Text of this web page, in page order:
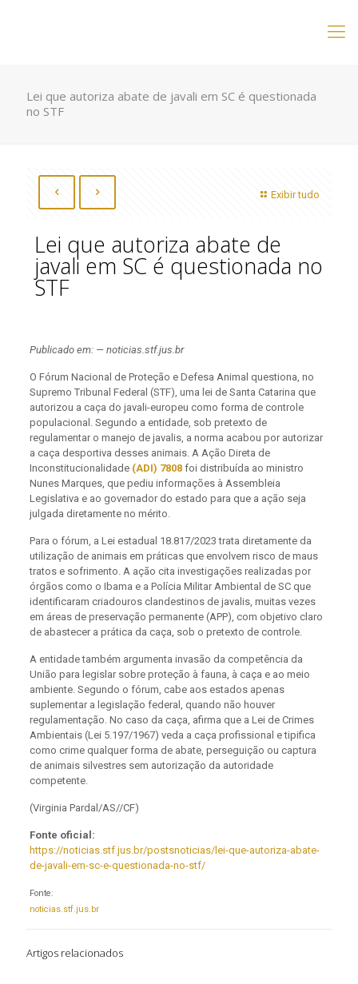
Lei que autoriza abate de javali em SC é questionada
no STF
Exibir tudo
Lei que autoriza abate de
javali em SC é questionada no
STF
Publicado em: — noticias.stf.jus.br
O Fórum Nacional de Proteção e Defesa Animal questiona, no
Supremo Tribunal Federal (STF), uma lei de Santa Catarina que
autorizou a caça do javali-europeu como forma de controle
populacional. Segundo a entidade, sob pretexto de
regulamentar o manejo de javalis, a norma acabou por autorizar
a caça desportiva desses animais. A Ação Direta de
Inconstitucionalidade (ADI) 7808foi distribuída ao ministro
Nunes Marques, que pediu informações à Assembleia
Legislativa e ao governador do estado para que a ação seja
julgada diretamente no mérito.
Para o fórum, a Lei estadual 18.817/2023 trata diretamente da
utilização de animais em práticas que envolvem risco de maus
tratos e sofrimento. A ação cita investigações realizadas por
órgãos como o Ibama e a Polícia Militar Ambiental de SC que
identificaram criadouros clandestinos de javalis, muitas vezes
em áreas de preservação permanente (APP), com objetivo claro
de abastecer a prática da caça, sob o pretexto de controle.
A entidade também argumenta invasão da competência da
União para legislar sobre proteção à fauna, à caça e ao meio
ambiente. Segundo o fórum, cabe aos estados apenas
suplementar a legislação federal, quando não houver
regulamentação. No caso da caça, afirma que a Lei de Crimes
Ambientais (Lei 5.197/1967) veda a caça profissional e tipifica
como crime qualquer forma de abate, perseguição ou captura
de animais silvestres sem autorização da autoridade
competente.
(Virginia Pardal/AS//CF)
Fonte oficial:
https://noticias.stf.jus.br/postsnoticias/lei-que-autoriza-abate-
de-javali-em-sc-e-questionada-no-stf/
Fonte:
noticias.stf.jus.br
Artigos relacionados